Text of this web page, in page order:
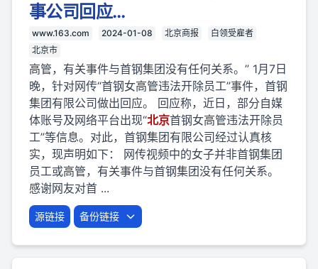
事公司回应…
www.163.com 2024-01-08 北京商报
白领受雇者
北京市
高管，有关事件与首钢集团没有任何关系。” 1月7日
晚，针对网传“首钢女高管违法开除员工”事件，首钢
集团有限公司做出回应。 回应称，近日，部分自媒
体账号及网络平台出现“北京首钢女高管违法开除员
工”等信息。对此，首钢集团有限公司经过认真核
实，现声明如下： 网传视频中的女子并非首钢集团
员工或高管，有关事件与首钢集团没有任何关系。
感谢网友对首 ...
源链接 备份链接